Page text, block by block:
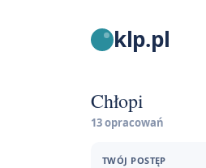
klp.pl
Chłopi
13 opracowań
TWÓJ POSTĘP